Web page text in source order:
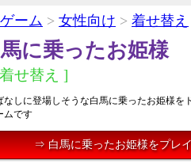
ーム > 女性向け > 着せ替え
に乗ったお姫様
せ替え ]
なしに登場しそうな白馬に乗ったお姫様を
ムです
⇒ 白馬に乗ったお姫様をプレ